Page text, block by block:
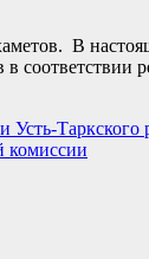
В
Усть-Таркского
комиссии